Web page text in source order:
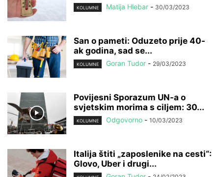
KOLUMNE Matija Hlebar - 30/03/2023
San o pameti: Oduzeto prije 40-
ak godina, sad se...
KOLUMNE Goran Tudor - 29/03/2023
Povijesni Sporazum UN-a o
svjetskim morima s ciljem: 30...
KOLUMNE Odgovorno - 10/03/2023
Italija štiti „zaposlenike na cesti“:
Glovo, Uber i drugi...